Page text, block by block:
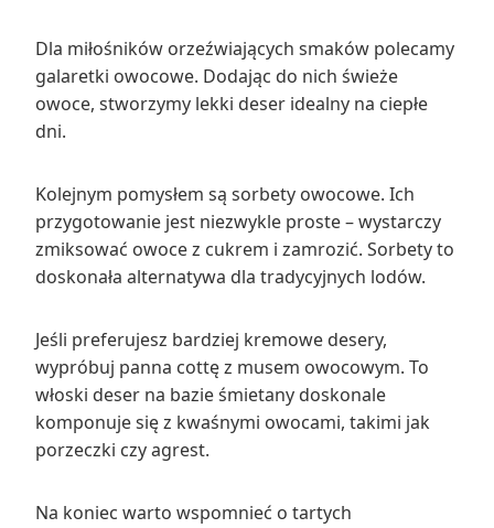
Dla miłośników orzeźwiających smaków polecamy
galaretki owocowe. Dodając do nich świeże
owoce, stworzymy lekki deser idealny na ciepłe
dni.
Kolejnym pomysłem są sorbety owocowe. Ich
przygotowanie jest niezwykle proste – wystarczy
zmiksować owoce z cukrem i zamrozić. Sorbety to
doskonała alternatywa dla tradycyjnych lodów.
Jeśli preferujesz bardziej kremowe desery,
wypróbuj panna cottę z musem owocowym. To
włoski deser na bazie śmietany doskonale
komponuje się z kwaśnymi owocami, takimi jak
porzeczki czy agrest.
Na koniec warto wspomnieć o tartych